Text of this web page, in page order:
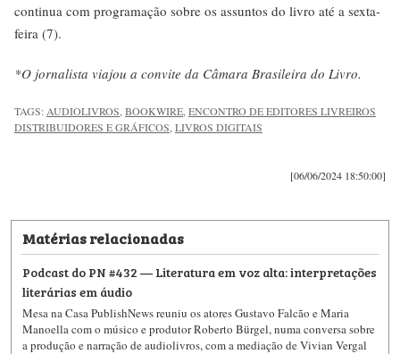
continua com programação sobre os assuntos do livro até a sexta-
feira (7).
*O jornalista viajou a convite da Câmara Brasileira do Livro.
TAGS: AUDIOLIVROS BOOKWIRE ENCONTRO DE EDITORES LIVREIROS
DISTRIBUIDORES E GRÁFICOS LIVROS DIGITAIS
[06/06/2024 18:50:00]
Matérias relacionadas
Podcast do PN #432 — Literatura em voz alta: interpretações
literárias em áudio
Mesa na Casa PublishNews reuniu os atores Gustavo Falcão e Maria
Manoella com o músico e produtor Roberto Bürgel, numa conversa sobre
a produção e narração de audiolivros, com a mediação de Vivian Vergal